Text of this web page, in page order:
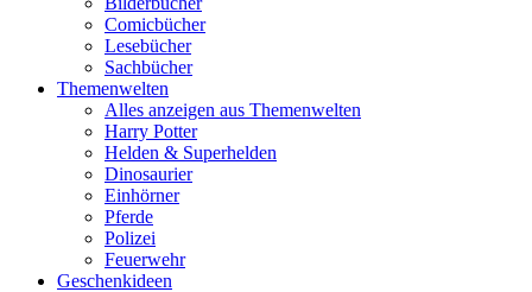
Comicbücher
Lesebücher
Sachbücher
Themenwelten
Alles anzeigen aus Themenwelten
Harry Potter
Helden & Superhelden
Dinosaurier
Einhörner
Pferde
Polizei
Feuerwehr
Geschenkideen